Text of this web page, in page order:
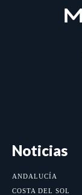
Noticias
ANDALUCÍA
COSTA DEL SOL